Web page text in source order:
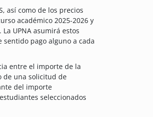
así como de los precios
académico 2025-2026 y
UPNA asumirá estos
pago alguno a cada
entre el importe de la
de una solicitud de
del importe
seleccionados